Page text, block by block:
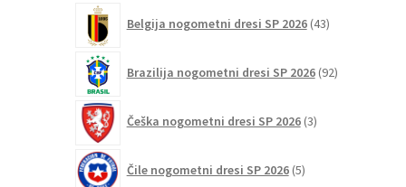
Belgija nogometni dresi SP 2026 43izdelkov
Brazilija nogometni dresi SP 2026 92izdelkov
Češka nogometni dresi SP 2026 3izdelki
Čile nogometni dresi SP 2026 5izdelkov